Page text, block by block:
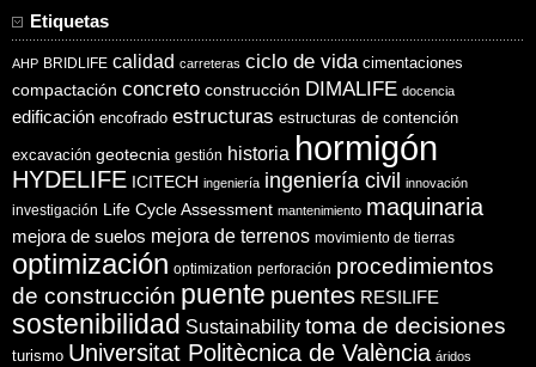
Etiquetas
AHP BRIDLIFE calidad carreteras ciclo de vida cimentaciones
compactación concreto construcción DIMALIFE docencia
edificación encofrado estructuras estructuras de contención
excavación geotecnia gestión historia hormigón
HYDELIFE ICITECH ingeniería ingeniería civil innovación
investigación Life Cycle Assessment mantenimiento maquinaria
mejora de suelos mejora de terrenos movimiento de tierras
optimización optimization perforación procedimientos
de construcción puente puentes RESILIFE
sostenibilidad Sustainability toma de decisiones
turismo Universitat Politècnica de València áridos